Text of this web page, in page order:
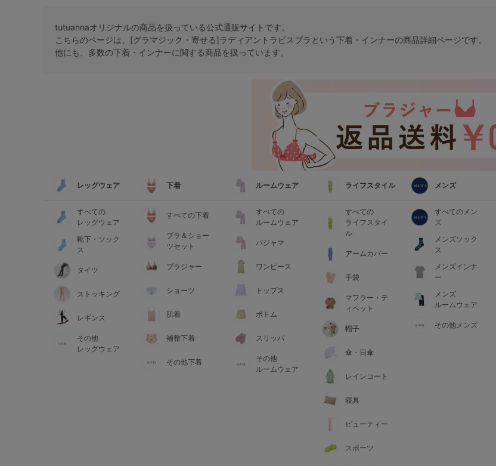
tutuannaオリジナルの商品を扱っている公式通販サイトです。
こちらのページは、[グラマジック・寄せる]ラディアントラピスブラという下着・インナーの商品詳細ページです。
他にも、多数の下着・インナーに関する商品を扱っています。
レッグウェア
すべての
レッグウェア
靴下・ソック
ス
タイツ
ストッキング
レギンス
その他
レッグウェア
下着
すべての下着
ブラ＆ショー
ツセット
ブラジャー
ショーツ
肌着
補整下着
その他下着
ルームウェア
すべての
ルームウェア
パジャマ
ワンピース
トップス
ボトム
スリッパ
その他
ルームウェア
ライフスタイル
すべての
ライフスタイ
ル
アームカバー
手袋
マフラー・テ
ィペット
帽子
傘・日傘
レインコート
寝具
ビューティー
スポーツ
メンズ
すべてのメン
ズ
メンズソック
ス
メンズインナ
ー
メンズ
ルームウェア
その他メンズ